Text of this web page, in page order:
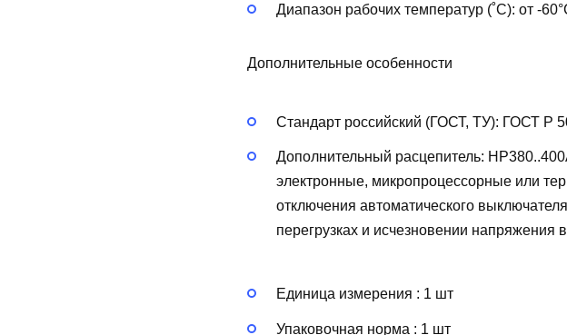
Диапазон рабочих температур (˚С): от -
Дополнительные особенности
Стандарт российский (ГОСТ, ТУ): ГОСТ Р
Дополнительный расцепитель:
электронные, микропроцессорные или
отключения автоматического
перегрузках и исчезновении напряжения
Единица измерения : 1 шт
Упаковочная норма : 1 шт